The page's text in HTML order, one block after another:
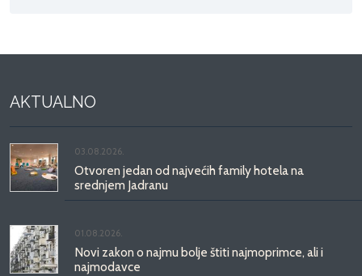
AKTUALNO
03.08.2026.
Otvoren jedan od najvećih family hotela na
srednjem Jadranu
01.08.2026.
Novi zakon o najmu bolje štiti najmoprimce, ali i
najmodavce